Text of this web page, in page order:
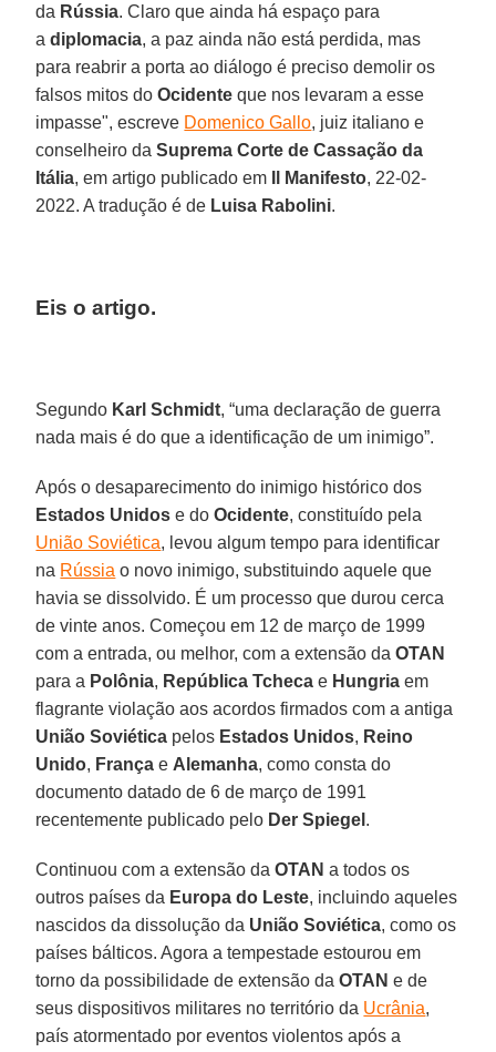
da Rússia. Claro que ainda há espaço para
adiplomacia, a paz ainda não está perdida, mas
para reabrir a porta ao diálogo é preciso demolir os
falsos mitos doOcidente que nos levaram a esse
impasse", escreve Domenico Gallo, juiz italiano e
conselheiro daSuprema Corte de Cassação da
Itália, em artigo publicado em Il Manifesto, 22-02-
2022. A tradução é de Luisa Rabolini.
Eis o artigo.
Segundo Karl Schmidt, “uma declaração de guerra
nada mais é do que a identificação de um inimigo”.
Após o desaparecimento do inimigo histórico dos
Estados Unidos e doOcidente, constituído pela
União Soviética, levou algum tempo para identificar
na Rússia o novo inimigo, substituindo aquele que
havia se dissolvido. É um processo que durou cerca
de vinte anos. Começou em 12 de março de 1999
com a entrada, ou melhor, com a extensão daOTAN
para a Polônia, República Tcheca e Hungria em
flagrante violação aos acordos firmados com a antiga
União Soviética pelos Estados Unidos, Reino
Unido, França e Alemanha, como consta do
documento datado de 6 de março de 1991
recentemente publicado pelo Der Spiegel .
Continuou com a extensão daOTAN a todos os
outros países da Europa do Leste, incluindo aqueles
nascidos da dissolução da União Soviética, como os
países bálticos. Agora a tempestade estourou em
torno da possibilidade de extensão daOTAN e de
seus dispositivos militares no território da Ucrânia,
país atormentado por eventos violentos após a